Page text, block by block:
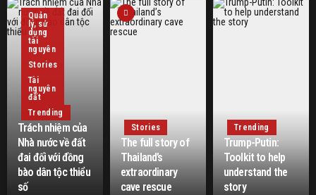
Quản
lý, sử
dụng
tài
nguyên
Stories
Tài
nguyên
đất
Trending
Trách nhiệm của
Nhà nước về đất
đai đối với đồng
bào dân tộc thiểu
số
Stories
The full story of
Thailand’s
extraordinary
cave rescue
Trending
Trump-Putin:
Toolkit to help
understand the
story